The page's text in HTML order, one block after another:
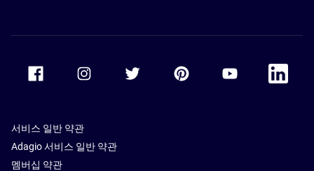
Accor Youtube
Accor
서비스 일반 약관
Adagio 서비스 일반 약관
멤버십 약관